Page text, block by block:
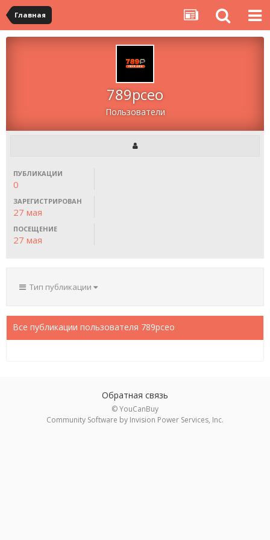
Главная
789pceo
Пользователи
ПУБЛИКАЦИИ
0
ЗАРЕГИСТРИРОВАН
27 мая
ПОСЕЩЕНИЕ
27 мая
Тип публикации
Все публикации пользователя 789pceo
Обратная связь
© YouCanBuy
Community Software by Invision Power Services, Inc.